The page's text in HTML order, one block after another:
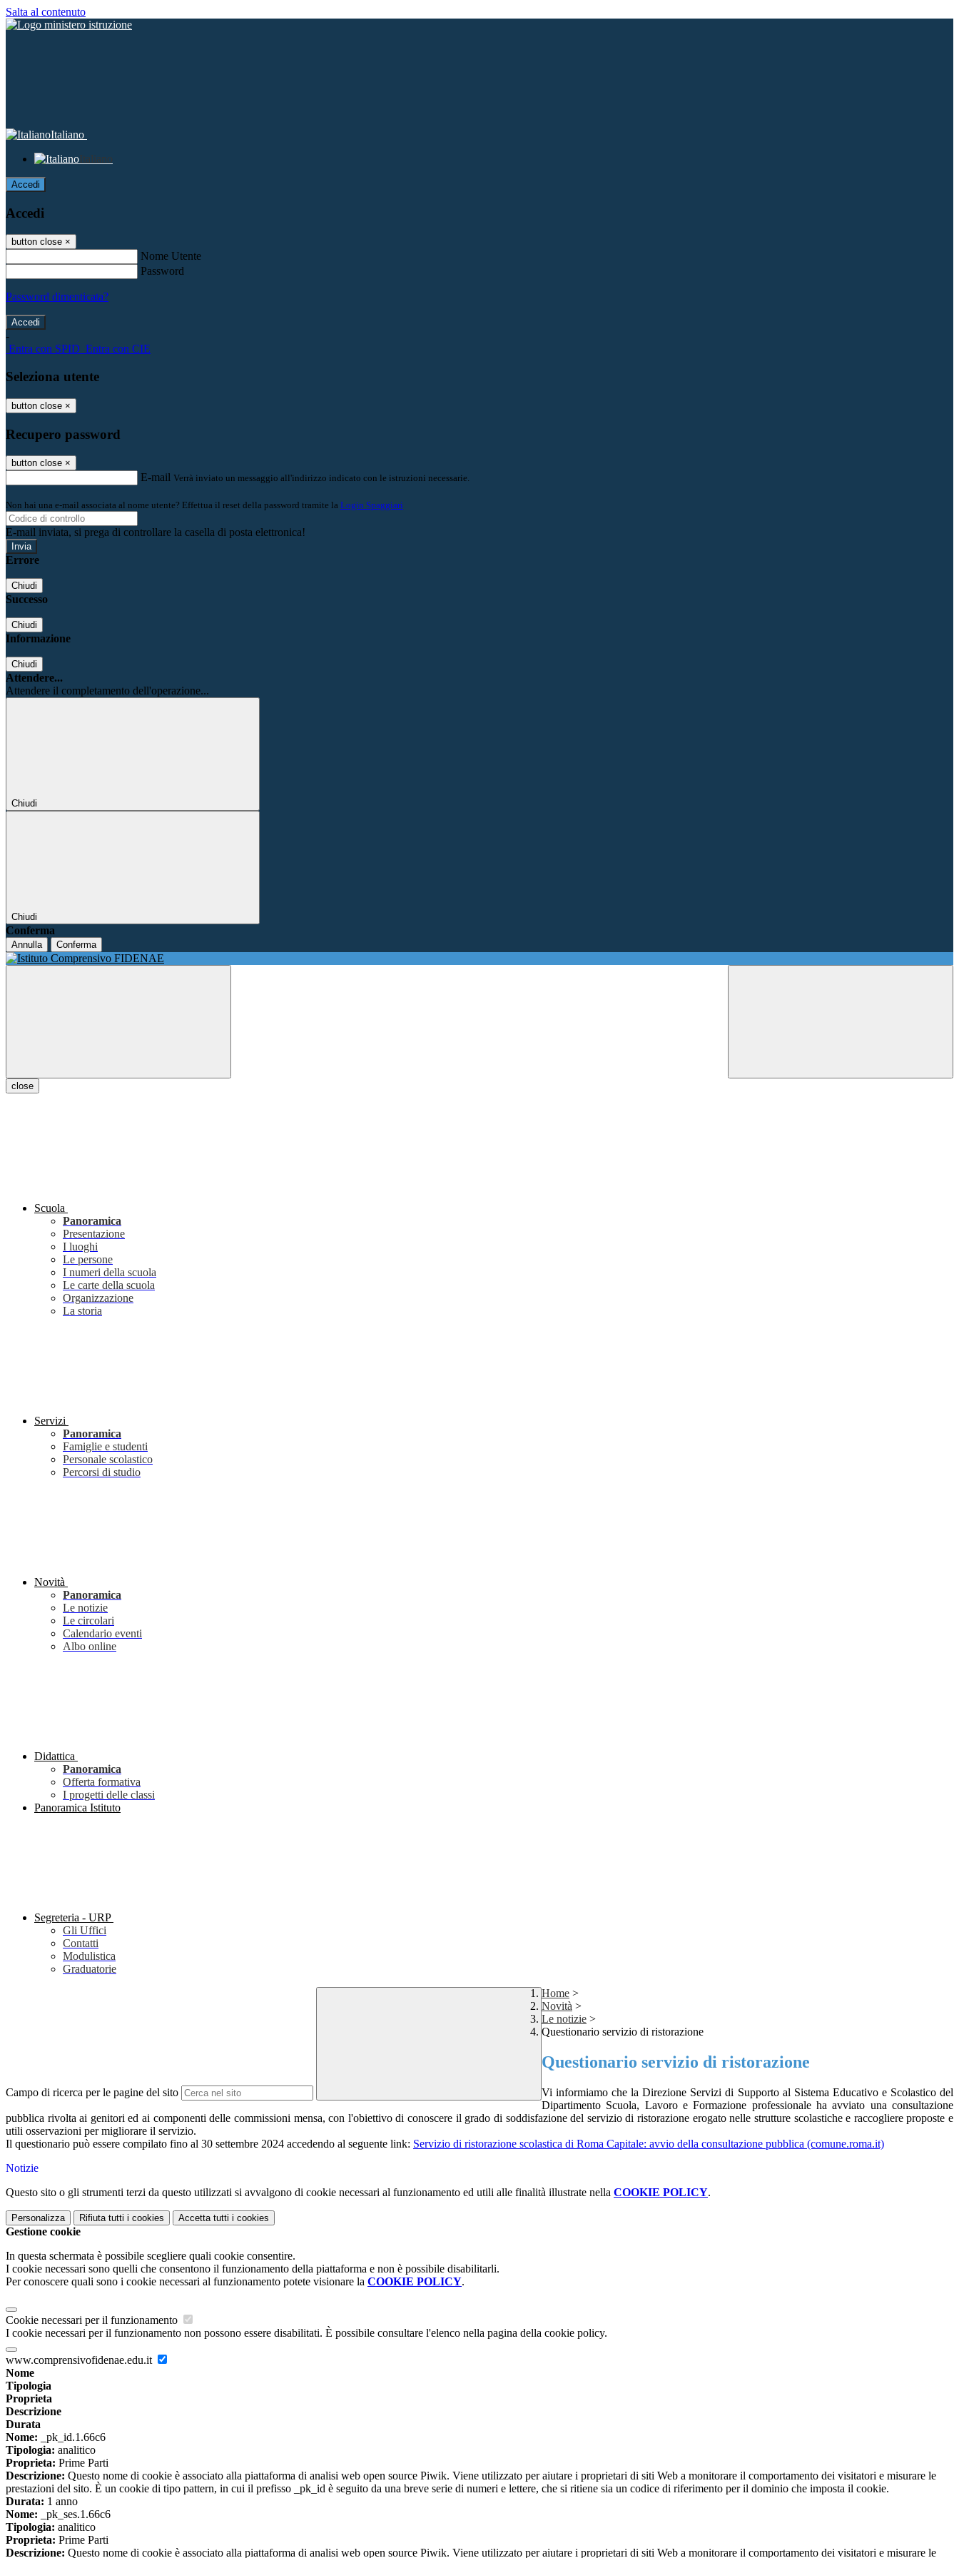
Salta al contenuto
Italiano
Italiano
Accedi
Accedi
button close ×
Nome Utente
Password
Password dimenticata?
-
Entra con SPID Entra con CIE
Seleziona utente
button close ×
Recupero password
button close ×
E-mail Verrà inviato un messaggio all'indirizzo indicato con le istruzioni necessarie.
Non hai una e-mail associata al nome utente? Effettua il reset della password tramite la Login Spaggiari
E-mail inviata, si prega di controllare la casella di posta elettronica!
Errore
Chiudi
Successo
Chiudi
Informazione
Chiudi
Attendere...
Attendere il completamento dell'operazione...
Chiudi
Chiudi
Conferma
Annulla Conferma
close
Scuola
Panoramica
Presentazione
I luoghi
Le persone
I numeri della scuola
Le carte della scuola
Organizzazione
La storia
Servizi
Panoramica
Famiglie e studenti
Personale scolastico
Percorsi di studio
Novità
Panoramica
Le notizie
Le circolari
Calendario eventi
Albo online
Didattica
Panoramica
Offerta formativa
I progetti delle classi
Panoramica Istituto
Segreteria - URP
Gli Uffici
Contatti
Modulistica
Graduatorie
Campo di ricerca per le pagine del sito
Home >
Novità >
Le notizie >
Questionario servizio di ristorazione
Questionario servizio di ristorazione
Vi informiamo che la Direzione Servizi di Supporto al Sistema Educativo e Scolastico del
Dipartimento Scuola, Lavoro e Formazione professionale ha avviato una consultazione
pubblica rivolta ai genitori ed ai componenti delle commissioni mensa, con l'obiettivo diconoscere il grado di soddisfazione del servizio di ristorazione erogato nelle strutture scolastiche e raccogliere proposte e
utili osservazioni per migliorare il servizio.
Il questionario può essere compilato fino al 30 settembre 2024 accedendo al seguente link: Servizio di ristorazione scolastica di Roma Capitale: avvio della consultazione pubblica (comune.roma.it)
Notizie
Questo sito o gli strumenti terzi da questo utilizzati si avvalgono di cookie necessari al funzionamento ed utili alle finalità illustrate nella COOKIE POLICY.
Personalizza Rifiuta tutti i cookies Accetta tutti i cookies
Gestione cookie
In questa schermata è possibile scegliere quali cookie consentire.
I cookie necessari sono quelli che consentono il funzionamento della piattaforma e non è possibile disabilitarli.
Per conoscere quali sono i cookie necessari al funzionamento potete visionare la COOKIE POLICY.
Cookie necessari per il funzionamento
I cookie necessari per il funzionamento non possono essere disabilitati. È possibile consultare l'elenco nella pagina della cookie policy.
www.comprensivofidenae.edu.it
Nome
Tipologia
Proprieta
Descrizione
Durata
Nome: _pk_id.1.66c6
Tipologia: analitico
Proprieta: Prime Parti
Descrizione: Questo nome di cookie è associato alla piattaforma di analisi web open source Piwik. Viene utilizzato per aiutare i proprietari di siti Web a monitorare il comportamento dei visitatori e misurare le
prestazioni del sito. È un cookie di tipo pattern, in cui il prefisso _pk_id è seguito da una breve serie di numeri e lettere, che si ritiene sia un codice di riferimento per il dominio che imposta il cookie.
Durata: 1 anno
Nome: _pk_ses.1.66c6
Tipologia: analitico
Proprieta: Prime Parti
Descrizione: Questo nome di cookie è associato alla piattaforma di analisi web open source Piwik. Viene utilizzato per aiutare i proprietari di siti Web a monitorare il comportamento dei visitatori e misurare le